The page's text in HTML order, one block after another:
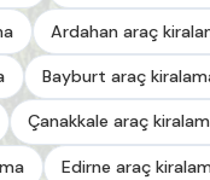
Ardahan araç
Bayburt araç
Çanakkale araç
Edirne araç